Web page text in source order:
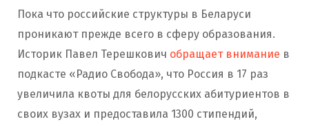
Пока что российские структуры в Беларуси
проникают прежде всего в сферу образования.
Историк Павел Терешкович обращает внимание в
подкасте «Радио Свобода», что Россия в 17 раз
увеличила квоты для белорусских абитуриентов в
своих вузах и предоставила 1300 стипендий,